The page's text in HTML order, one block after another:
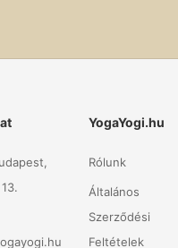
YogaYogi.hu
Rólunk
Általános
Szerződési
Feltételek